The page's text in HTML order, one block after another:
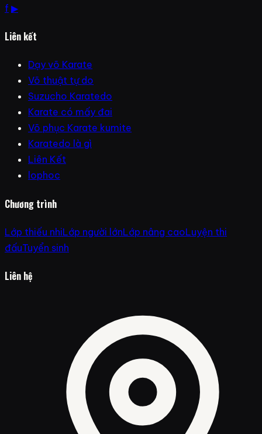
f ▶
Liên kết
Dạy võ Karate
Võ thuật tự do
Suzucho Karatedo
Karate có mấy đai
Võ phục Karate kumite
Karatedo là gì
Liên Kết
lophoc
Chương trình
Lớp thiếu nhiLớp người lớnLớp nâng caoLuyện thi
đấuTuyển sinh
Liên hệ